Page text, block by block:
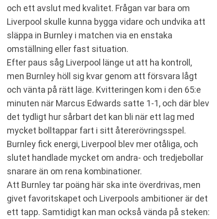
och ett avslut med kvalitet. Frågan var bara om
Liverpool skulle kunna bygga vidare och undvika att
släppa in Burnley i matchen via en enstaka
omställning eller fast situation.
Efter paus såg Liverpool länge ut att ha kontroll,
men Burnley höll sig kvar genom att försvara lågt
och vänta på rätt läge. Kvitteringen kom i den 65:e
minuten när Marcus Edwards satte 1-1, och där blev
det tydligt hur sårbart det kan bli när ett lag med
mycket bolltappar fart i sitt återerövringsspel.
Burnley fick energi, Liverpool blev mer otåliga, och
slutet handlade mycket om andra- och tredjebollar
snarare än om rena kombinationer.
Att Burnley tar poäng här ska inte överdrivas, men
givet favoritskapet och Liverpools ambitioner är det
ett tapp. Samtidigt kan man också vända på steken: